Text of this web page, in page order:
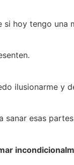
hoy tengo una
ilusionarme y
esas